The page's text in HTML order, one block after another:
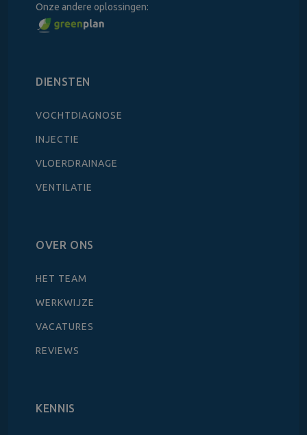
Onze andere oplossingen:
DIENSTEN
VOCHTDIAGNOSE
INJECTIE
VLOERDRAINAGE
VENTILATIE
OVER ONS
HET TEAM
WERKWIJZE
VACATURES
REVIEWS
KENNIS